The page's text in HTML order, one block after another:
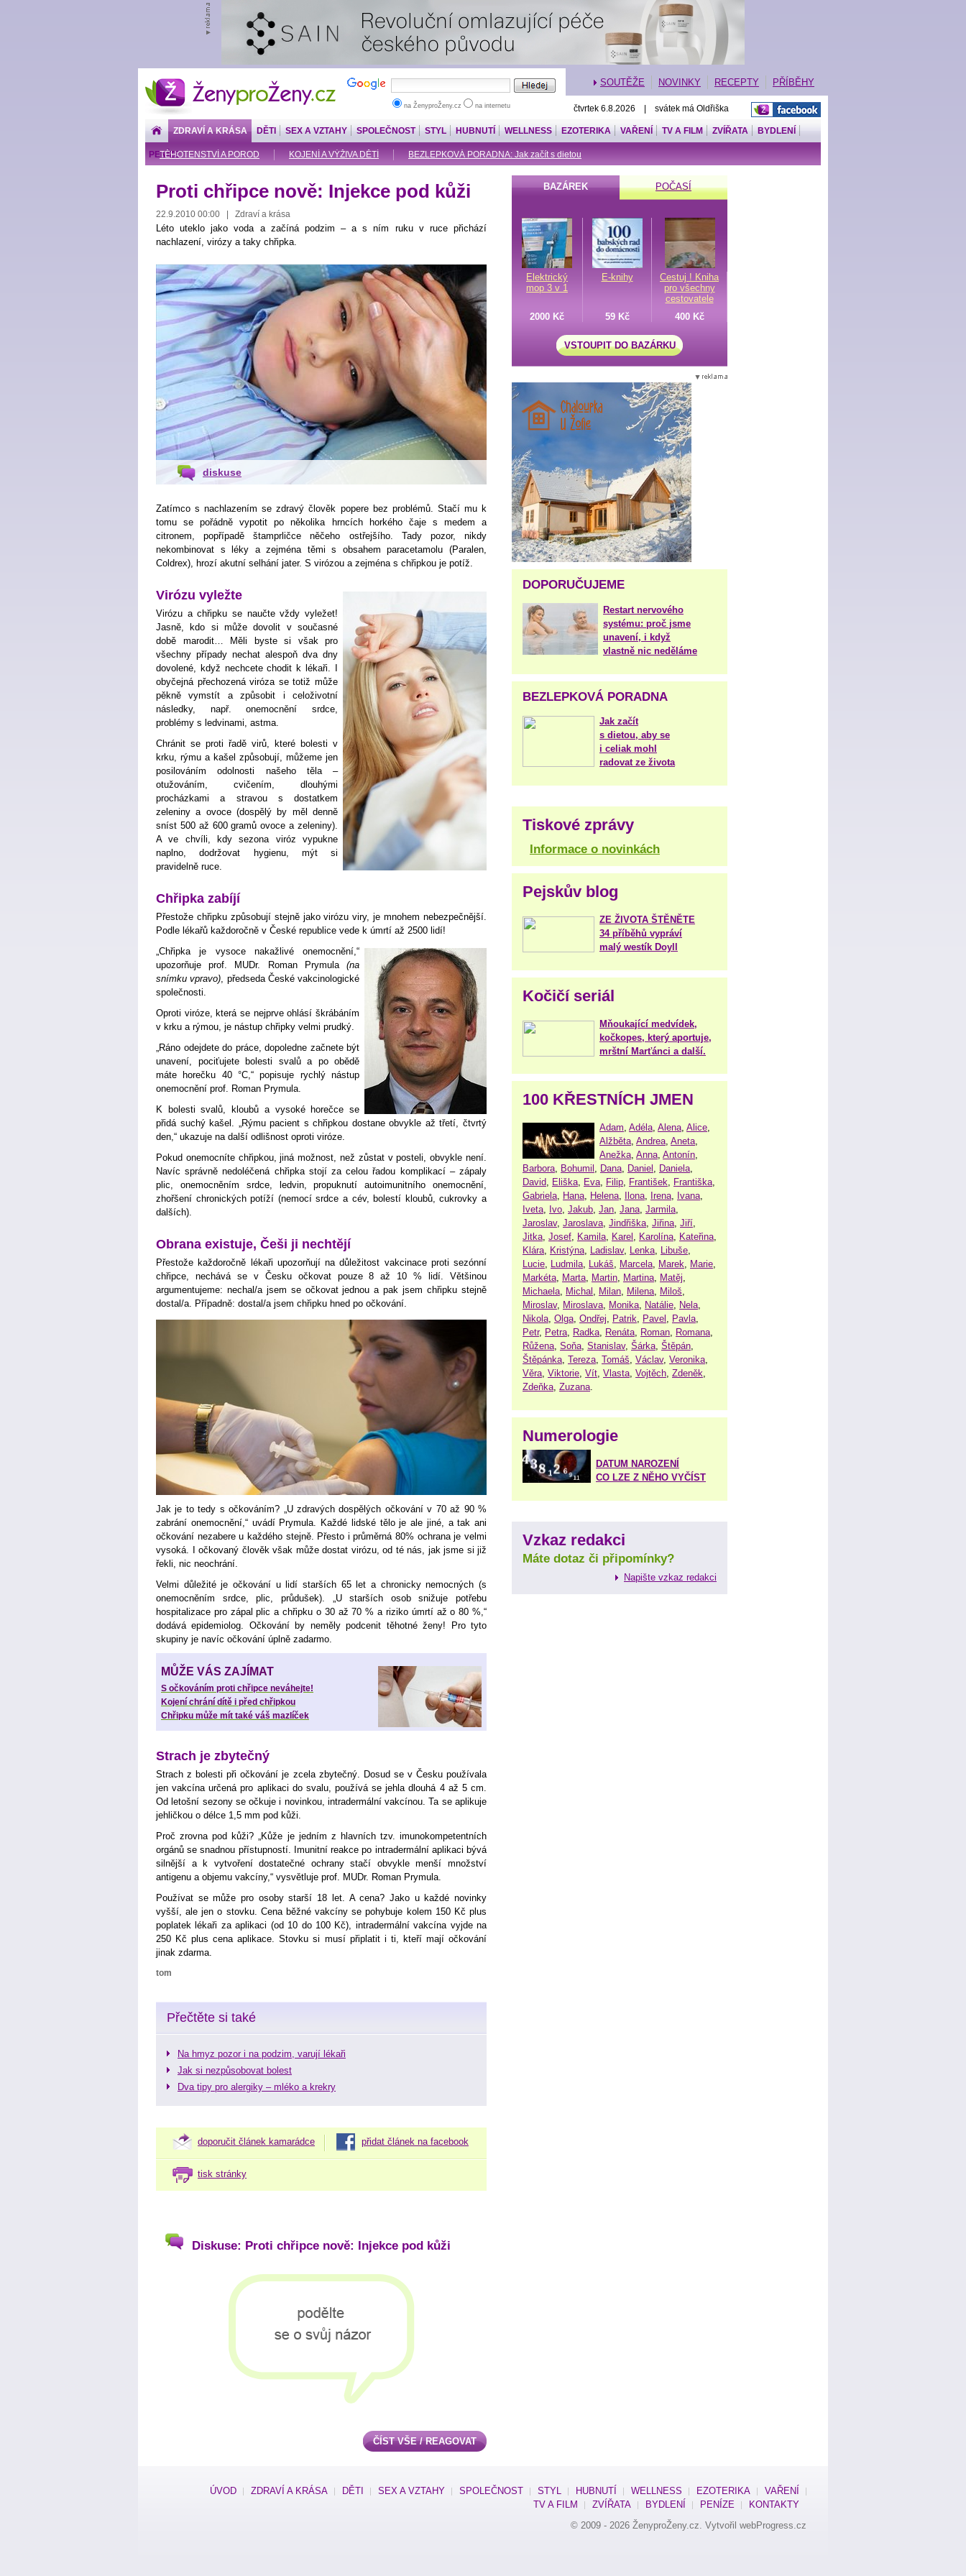
ŽenyproŽeny.cz
na ŽenyproŽeny.cz na internetu
SOUTĚŽE NOVINKY RECEPTY PŘÍBĚHY
čtvrtek 6.8.2026 | svátek má Oldřiška
ZDRAVÍ A KRÁSA
TĚHOTENSTVÍ A POROD KOJENÍ A VÝŽIVA DĚTÍ BEZLEPKOVÁ PORADNA: Jak začít s dietou
DĚTI SEX A VZTAHY SPOLEČNOST STYL HUBNUTÍ WELLNESS EZOTERIKA VAŘENÍ TV A FILM ZVÍŘATA BYDLENÍ
PENÍZE
Proti chřipce nově: Injekce pod kůži
22.9.2010 00:00 | Zdraví a krása
Léto uteklo jako voda a začíná podzim – a s ním ruku v ruce přichází
nachlazení, virózy a taky chřipka.
diskuse
Zatímco s nachlazením se zdravý člověk popere bez problémů. Stačí mu k
tomu se pořádně vypotit po několika hrncích horkého čaje s medem a
citronem, popřípadě štamprličce něčeho ostřejšího. Tady pozor, nikdy
nekombinovat s léky a zejména těmi s obsahem paracetamolu (Paralen,
Coldrex), hrozí akutní selhání jater. S virózou a zejména s chřipkou je potíž.
Virózu vyležte
Virózu a chřipku se naučte vždy vyležet!
Jasně, kdo si může dovolit v současné
době marodit… Měli byste si však pro
všechny případy nechat alespoň dva dny
dovolené, když nechcete chodit k lékaři. I
obyčejná přechozená viróza se totiž může
pěkně vymstít a způsobit i celoživotní
následky, např. onemocnění srdce,
problémy s ledvinami, astma.
Chránit se proti řadě virů, které bolesti v
krku, rýmu a kašel způsobují, můžeme jen
posilováním odolnosti našeho těla –
otužováním, cvičením, dlouhými
procházkami a stravou s dostatkem
zeleniny a ovoce (dospělý by měl denně
sníst 500 až 600 gramů ovoce a zeleniny).
A ve chvíli, kdy sezona viróz vypukne
naplno, dodržovat hygienu, mýt si
pravidelně ruce.
Chřipka zabíjí
Přestože chřipku způsobují stejně jako virózu viry, je mnohem nebezpečnější.
Podle lékařů každoročně v České republice vede k úmrtí až 2500 lidí!
„Chřipka je vysoce nakažlivé onemocnění,“
upozorňuje prof. MUDr. Roman Prymula (na
snímku vpravo), předseda České vakcinologické
společnosti.
Oproti viróze, která se nejprve ohlásí škrábáním
v krku a rýmou, je nástup chřipky velmi prudký.
„Ráno odejdete do práce, dopoledne začnete být
unavení, pociťujete bolesti svalů a po obědě
máte horečku 40 °C,“ popisuje rychlý nástup
onemocnění prof. Roman Prymula.
K bolesti svalů, kloubů a vysoké horečce se
přidá suchý kašel. „Rýmu pacient s chřipkou dostane obvykle až třetí, čtvrtý
den,“ ukazuje na další odlišnost oproti viróze.
Pokud onemocníte chřipkou, jiná možnost, než zůstat v posteli, obvykle není.
Navíc správně nedoléčená chřipka stojí za celou řadou komplikací – zápaly
plic, onemocněním srdce, ledvin, propuknutí autoimunitního onemocnění,
zhořšení chronických potíží (nemocí srdce a cév, bolestí kloubů, cukrovky a
dalších).
Obrana existuje, Češi ji nechtějí
Přestože každoročně lékaři upozorňují na důležitost vakcinace proti sezónní
chřipce, nechává se v Česku očkovat pouze 8 až 10 % lidí. Většinou
argumentujeme: nechal/a jsem se očkovat jednou a pak jsem chřipku stejně
dostal/a. Případně: dostal/a jsem chřipku hned po očkování.
Jak je to tedy s očkováním? „U zdravých dospělých očkování v 70 až 90 %
zabrání onemocnění,“ uvádí Prymula. Každé lidské tělo je ale jiné, a tak ani
očkování nezabere u každého stejně. Přesto i průměrná 80% ochrana je velmi
vysoká. I očkovaný člověk však může dostat virózu, od té nás, jak jsme si již
řekli, nic neochrání.
Velmi důležité je očkování u lidí starších 65 let a chronicky nemocných (s
onemocněním srdce, plic, průdušek). „U starších osob snižuje potřebu
hospitalizace pro zápal plic a chřipku o 30 až 70 % a riziko úmrtí až o 80 %,“
dodává epidemiolog. Očkování by neměly podcenit těhotné ženy! Pro tyto
skupiny je navíc očkování úplně zadarmo.
MŮŽE VÁS ZAJÍMAT
S očkováním proti chřipce neváhejte!
Kojení chrání dítě i před chřipkou
Chřipku může mít také váš mazlíček
Strach je zbytečný
Strach z bolesti při očkování je zcela zbytečný. Dosud se v Česku používala
jen vakcína určená pro aplikaci do svalu, používá se jehla dlouhá 4 až 5 cm.
Od letošní sezony se očkuje i novinkou, intradermální vakcínou. Ta se aplikuje
jehličkou o délce 1,5 mm pod kůži.
Proč zrovna pod kůži? „Kůže je jedním z hlavních tzv. imunokompetentních
orgánů se snadnou přístupností. Imunitní reakce po intradermální aplikaci bývá
silnější a k vytvoření dostatečné ochrany stačí obvykle menší množství
antigenu a objemu vakcíny,“ vysvětluje prof. MUDr. Roman Prymula.
Používat se může pro osoby starší 18 let. A cena? Jako u každé novinky
vyšší, ale jen o stovku. Cena běžné vakcíny se pohybuje kolem 150 Kč plus
poplatek lékaři za aplikaci (od 10 do 100 Kč), intradermální vakcína vyjde na
250 Kč plus cena aplikace. Stovku si musí připlatit i ti, kteří mají očkování
jinak zdarma.
tom
Přečtěte si také
Na hmyz pozor i na podzim, varují lékaři
Jak si nezpůsobovat bolest
Dva tipy pro alergiky – mléko a krekry
doporučit článek kamarádce přidat článek na facebook
tisk stránky
Diskuse: Proti chřipce nově: Injekce pod kůži
ČÍST VŠE / REAGOVAT
BAZÁREK POČASÍ
Elektrický
mop 3 v 1
E-knihy
Cestuj ! Kniha
pro všechny
cestovatele
2000 Kč
59 Kč 400 Kč
VSTOUPIT DO BAZÁRKU
DOPORUČUJEME
Restart nervového
systému: proč jsme
unavení, i když
vlastně nic neděláme
BEZLEPKOVÁ PORADNA
Jak začít
s dietou, aby se
i celiak mohl
radovat ze života
Tiskové zprávy
Informace o novinkách
Pejskův blog
ZE ŽIVOTA ŠTĚNĚTE
34 příběhů vypráví
malý westík Doyll
Kočičí seriál
Mňoukající medvídek,
kočkopes, který aportuje,
mrštní Marťánci a další.
100 KŘESTNÍCH JMEN
Adam, Adéla, Alena, Alice,
Alžběta, Andrea, Aneta,
Anežka, Anna, Antonín,
Barbora, Bohumil , Dana, Daniel , Daniela,
David, Eliška, Eva, Filip, František, Františka,
Gabriela, Hana, Helena, Ilona, Irena, Ivana,
Iveta, Ivo, Jakub, Jan, Jana, Jarmila,
Jaroslav, Jaroslava, Jindřiška, Jiřina, Jiří,
Jitka, Josef, Kamila, Karel , Karolína, Kateřina,
Klára, Kristýna, Ladislav, Lenka, Libuše,
Lucie, Ludmila, Lukáš, Marcela, Marek, Marie,
Markéta, Marta, Martin, Martina, Matěj,
Michaela, Michal , Milan, Milena, Miloš,
Miroslav, Miroslava, Monika, Natálie, Nela,
Nikola, Olga, Ondřej, Patrik, Pavel , Pavla,
Petr, Petra, Radka, Renáta, Roman, Romana,
Růžena, Soňa, Stanislav, Šárka, Štěpán,
Štěpánka, Tereza, Tomáš, Václav, Veronika,
Věra, Viktorie, Vít, Vlasta, Vojtěch, Zdeněk,
Zdeňka, Zuzana.
Numerologie
DATUM NAROZENÍ
CO LZE Z NĚHO VYČÍST
Vzkaz redakci
Máte dotaz či připomínky?
Napište vzkaz redakci
ÚVOD ZDRAVÍ A KRÁSA DĚTI SEX A VZTAHY SPOLEČNOST STYL HUBNUTÍ WELLNESS EZOTERIKA
VAŘENÍ
TV A FILM
ZVÍŘATA BYDLENÍ PENÍZE
KONTAKTY
© 2009 - 2026 ŽenyproŽeny.cz. Vytvořil webProgress.cz